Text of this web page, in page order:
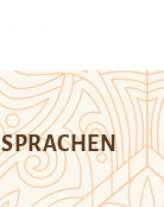
SPRACHEN